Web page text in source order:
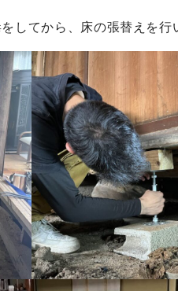
してから、床の張替えを行